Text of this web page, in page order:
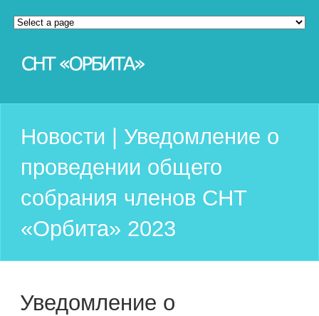
Новости | Уведомление о
проведении общего
собрания членов СНТ
«Орбита» 2023
Уведомление о